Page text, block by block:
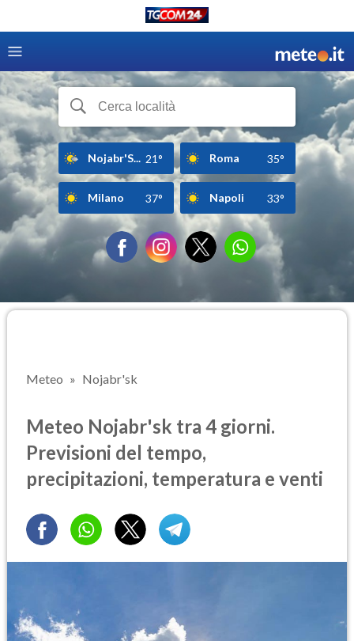
Nojabr'S... 21° Roma 35°
Milano 37° Napoli 33°
Meteo Nojabr'sk
Meteo Nojabr'sk tra 4 giorni.
Previsioni del tempo,
precipitazioni, temperatura e venti